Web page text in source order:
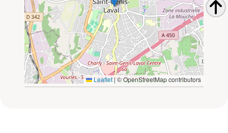
Leaflet|© OpenStreetMap contributors